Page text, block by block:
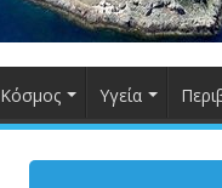
Κόσμος Υγεία